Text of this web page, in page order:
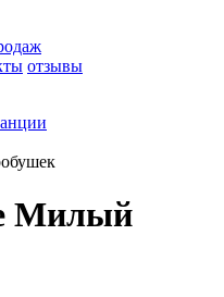
отзывы
Милый